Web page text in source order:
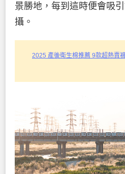
景勝地，每到這時便會吸
攝。
2025 產後衛生棉推薦 9款超熱賣